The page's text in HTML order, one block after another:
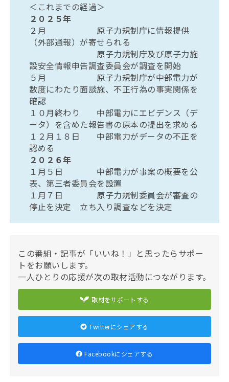
＜これまでの経過＞
２０２５年
２月 原子力規制庁に情報提供
（外部通報）が寄せられる
原子力規制庁及び原子力施
設安全情報申告調査委員会が調査を開始
５月 原子力規制庁が中部電力が
数度にわたり面談施、不正行為の事実関係を
確認
１０月終わり 中部電力にエビデンス（デ
ータ）を含めた報告書の原本の提出を求める
１２月１８日 中部電力がデータの不正を
認める
２０２６年
１月５日 中部電力が事案の概要を公
表、第三者委員会を設置
１月７日 原子力規制委員会が審査の
停止を決定 立ち入り調査などを決定
この番組・記事が「いいね！」と思ったらサポー
トをお願いします。
一人ひとりの応援が次の取材活動につながります。
取材をサポートする
Twitterにシェアする
Facebookにシェアする